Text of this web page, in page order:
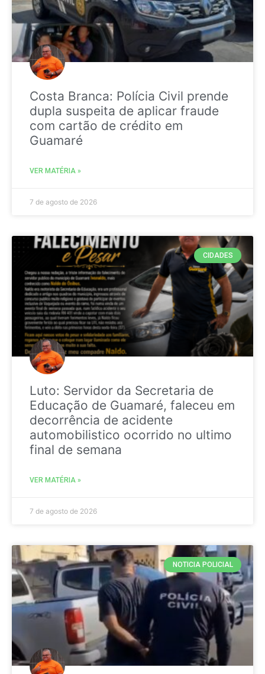
Costa Branca: Polícia Civil prende
dupla suspeita de aplicar fraude
com cartão de crédito em
Guamaré
VER MATÉRIA »
7 de agosto de 2026
CIDADES
Luto: Servidor da Secretaria de
Educação de Guamaré, faleceu em
decorrência de acidente
automobilistico ocorrido no ultimo
final de semana
VER MATÉRIA »
7 de agosto de 2026
NOTICIA POLICIAL